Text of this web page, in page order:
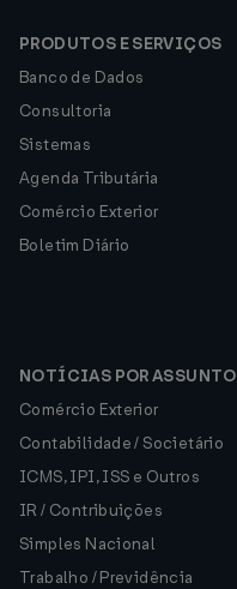
PRODUTOS E SERVIÇOS
Banco de Dados
Consultoria
Sistemas
Agenda Tributária
Comércio Exterior
Boletim Diário
NOTÍCIAS POR ASSUNTO
Comércio Exterior
Contabilidade / Societário
ICMS, IPI, ISS e Outros
IR / Contribuições
Simples Nacional
Trabalho / Previdência